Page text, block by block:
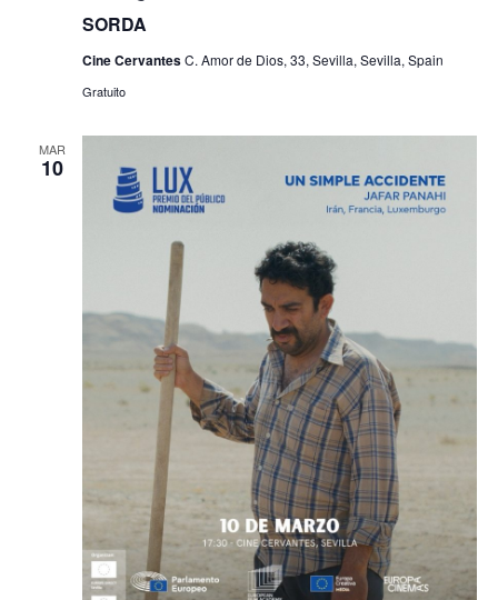
SORDA
Cine CervantesC. Amor de Dios, 33, Sevilla, Sevilla, Spain
Gratuito
MAR
10